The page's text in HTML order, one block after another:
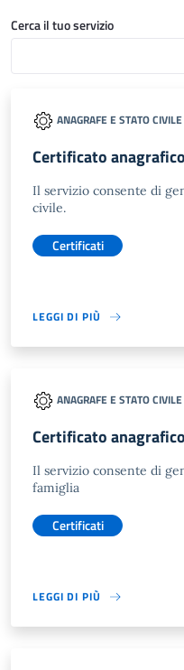
Cerca il tuo servizio
ANAGRAFE E STATO CIVILE
Certificato
Il servizio consente di
civile.
Certificati
LEGGI DI PIÙ
ANAGRAFE E STATO CIVILE
Certificato
Il servizio consente di
famiglia
Certificati
LEGGI DI PIÙ